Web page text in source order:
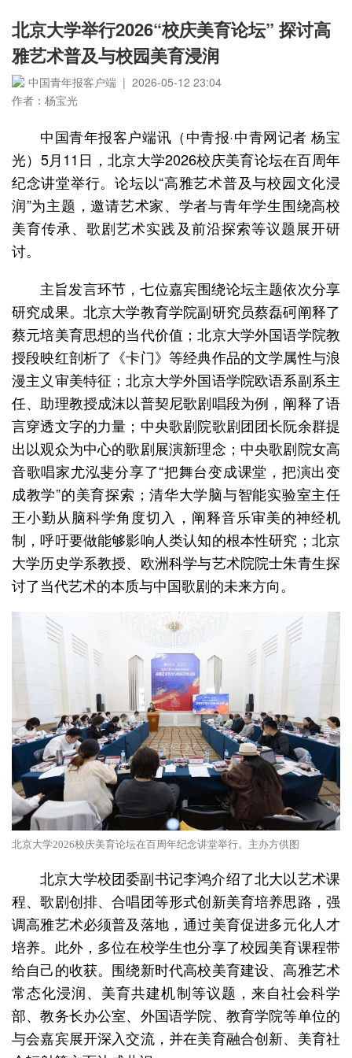
北京大学举行2026“校庆美育论坛” 探讨高
雅艺术普及与校园美育浸润
中国青年报客户端 | 2026-05-12 23:04
作者：杨宝光
中国青年报客户端讯（中青报·中青网记者 杨宝
光）5月11日，北京大学2026校庆美育论坛在百周年
纪念讲堂举行。论坛以“高雅艺术普及与校园文化浸
润”为主题，邀请艺术家、学者与青年学生围绕高校
美育传承、歌剧艺术实践及前沿探索等议题展开研
讨。
主旨发言环节，七位嘉宾围绕论坛主题依次分享
研究成果。北京大学教育学院副研究员蔡磊砢阐释了
蔡元培美育思想的当代价值；北京大学外国语学院教
授段映红剖析了《卡门》等经典作品的文学属性与浪
漫主义审美特征；北京大学外国语学院欧语系副系主
任、助理教授成沫以普契尼歌剧唱段为例，阐释了语
言穿透文字的力量；中央歌剧院歌剧团团长阮余群提
出以观众为中心的歌剧展演新理念；中央歌剧院女高
音歌唱家尤泓斐分享了“把舞台变成课堂，把演出变
成教学”的美育探索；清华大学脑与智能实验室主任
王小勤从脑科学角度切入，阐释音乐审美的神经机
制，呼吁要做能够影响人类认知的根本性研究；北京
大学历史学系教授、欧洲科学与艺术院院士朱青生探
讨了当代艺术的本质与中国歌剧的未来方向。
北京大学2026校庆美育论坛在百周年纪念讲堂举行。主办方供图
北京大学校团委副书记李鸿介绍了北大以艺术课
程、歌剧创排、合唱团等形式创新美育培养思路，强
调高雅艺术必须普及落地，通过美育促进多元化人才
培养。此外，多位在校学生也分享了校园美育课程带
给自己的收获。围绕新时代高校美育建设、高雅艺术
常态化浸润、美育共建机制等议题，来自社会科学
部、教务长办公室、外国语学院、教育学院等单位的
与会嘉宾展开深入交流，并在美育融合创新、美育社